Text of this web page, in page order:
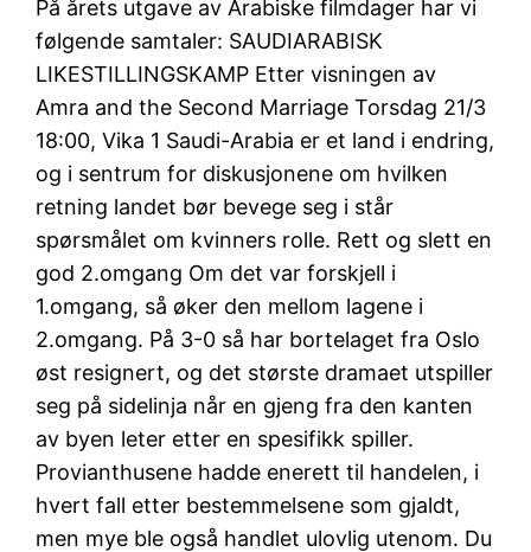
På årets utgave av Arabiske filmdager har vi
følgende samtaler: SAUDIARABISK
LIKESTILLINGSKAMP Etter visningen av
Amra and the Second Marriage Torsdag 21/3
18:00, Vika 1 Saudi-Arabia er et land i endring,
og i sentrum for diskusjonene om hvilken
retning landet bør bevege seg i står
spørsmålet om kvinners rolle. Rett og slett en
god 2.omgang Om det var forskjell i
1.omgang, så øker den mellom lagene i
2.omgang. På 3-0 så har bortelaget fra Oslo
øst resignert, og det største dramaet utspiller
seg på sidelinja når en gjeng fra den kanten
av byen leter etter en spesifikk spiller.
Provianthusene hadde enerett til handelen, i
hvert fall etter bestemmelsene som gjaldt,
men mye ble også handlet ulovlig utenom. Du